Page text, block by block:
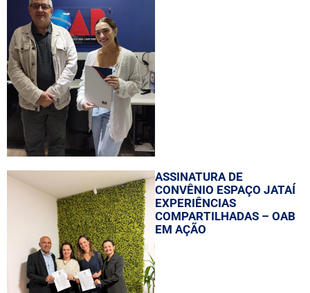
ASSINATURA DE
CONVÊNIO ESPAÇO JATAÍ
EXPERIÊNCIAS
COMPARTILHADAS – OAB
EM AÇÃO